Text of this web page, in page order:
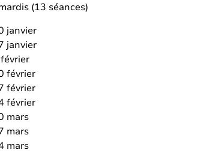
(13 séances)
janvier
janvier
février
février
février
mars
mars
mars